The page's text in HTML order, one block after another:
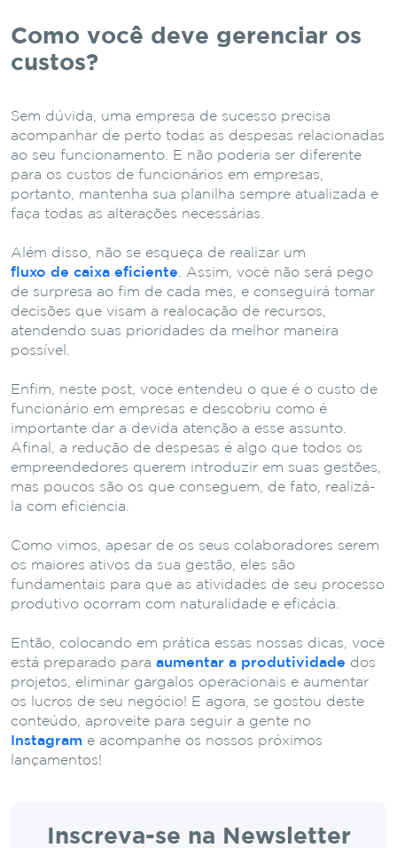
Como você deve gerenciar os
custos?
Sem dúvida, uma empresa de sucesso precisa
acompanhar de perto todas as despesas relacionadas
ao seu funcionamento. E não poderia ser diferente
para os custos de funcionários em empresas,
portanto, mantenha sua planilha sempre atualizada e
faça todas as alterações necessárias.
Além disso, não se esqueça de realizar um
fluxo de caixa eficiente . Assim, você não será pego
de surpresa ao fim de cada mês, e conseguirá tomar
decisões que visam a realocação de recursos,
atendendo suas prioridades da melhor maneira
possível.
Enfim, neste post, você entendeu o que é o custo de
funcionário em empresas e descobriu como é
importante dar a devida atenção a esse assunto.
Afinal, a redução de despesas é algo que todos os
empreendedores querem introduzir em suas gestões,
mas poucos são os que conseguem, de fato, realizá-
la com eficiência.
Como vimos, apesar de os seus colaboradores serem
os maiores ativos da sua gestão, eles são
fundamentais para que as atividades de seu processo
produtivo ocorram com naturalidade e eficácia.
Então, colocando em prática essas nossas dicas, você
está preparado para aumentar a produtividade dos
projetos, eliminar gargalos operacionais e aumentar
os lucros de seu negócio! E agora, se gostou deste
conteúdo, aproveite para seguir a gente no
Instagram e acompanhe os nossos próximos
lançamentos!
Inscreva-se na Newsletter